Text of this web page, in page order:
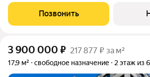
условиях. Приточно-вытяжная
кондиционирование. Пожарная
Позвонить
3 900 000 ₽ 217 877 ₽ за м²
17,9 м² свободное назначение 2 этаж из 6